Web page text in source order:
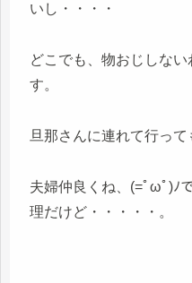
いし・・・・
どこでも、物おじしな
す。
旦那さんに連れて行って
夫婦仲良くね、(=ﾟωﾟ)ﾉ
理だけど・・・・・。